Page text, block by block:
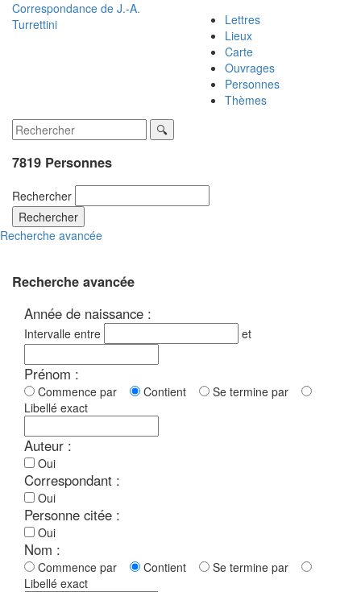
Correspondance de J.-A.
Turrettini
Lettres
Lieux
Carte
Ouvrages
Personnes
Thèmes
7819 Personnes
Rechercher
Rechercher
Recherche avancée
Recherche avancée
Année de naissance :
Intervalle entre et
Prénom :
Commence par Contient
Se termine par
Libellé exact
Auteur :
Oui
Correspondant :
Oui
Personne citée :
Oui
Nom :
Commence par Contient
Se termine par
Libellé exact